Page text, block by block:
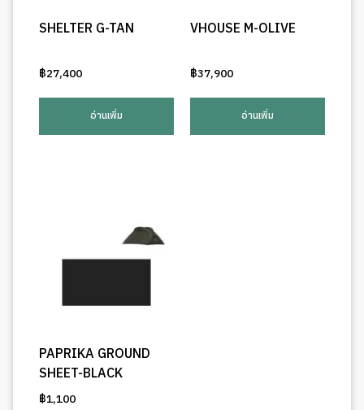
SHELTER G-TAN
฿27,400
อ่านเพิ่ม
VHOUSE M-OLIVE
฿37,900
อ่านเพิ่ม
PAPRIKA GROUND
SHEET-BLACK
฿1,100